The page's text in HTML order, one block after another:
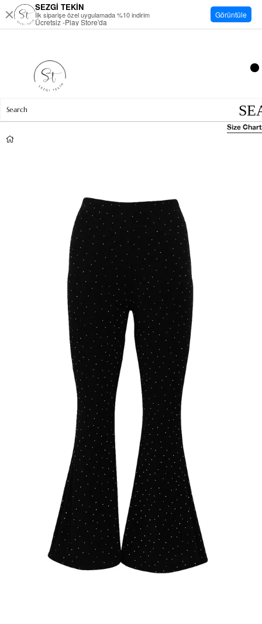
Size Chart
SEZGİ TEKİN
İlk siparişe özel uygulamada %10 indirim
Ücretsiz -Play Store'da
Görüntüle